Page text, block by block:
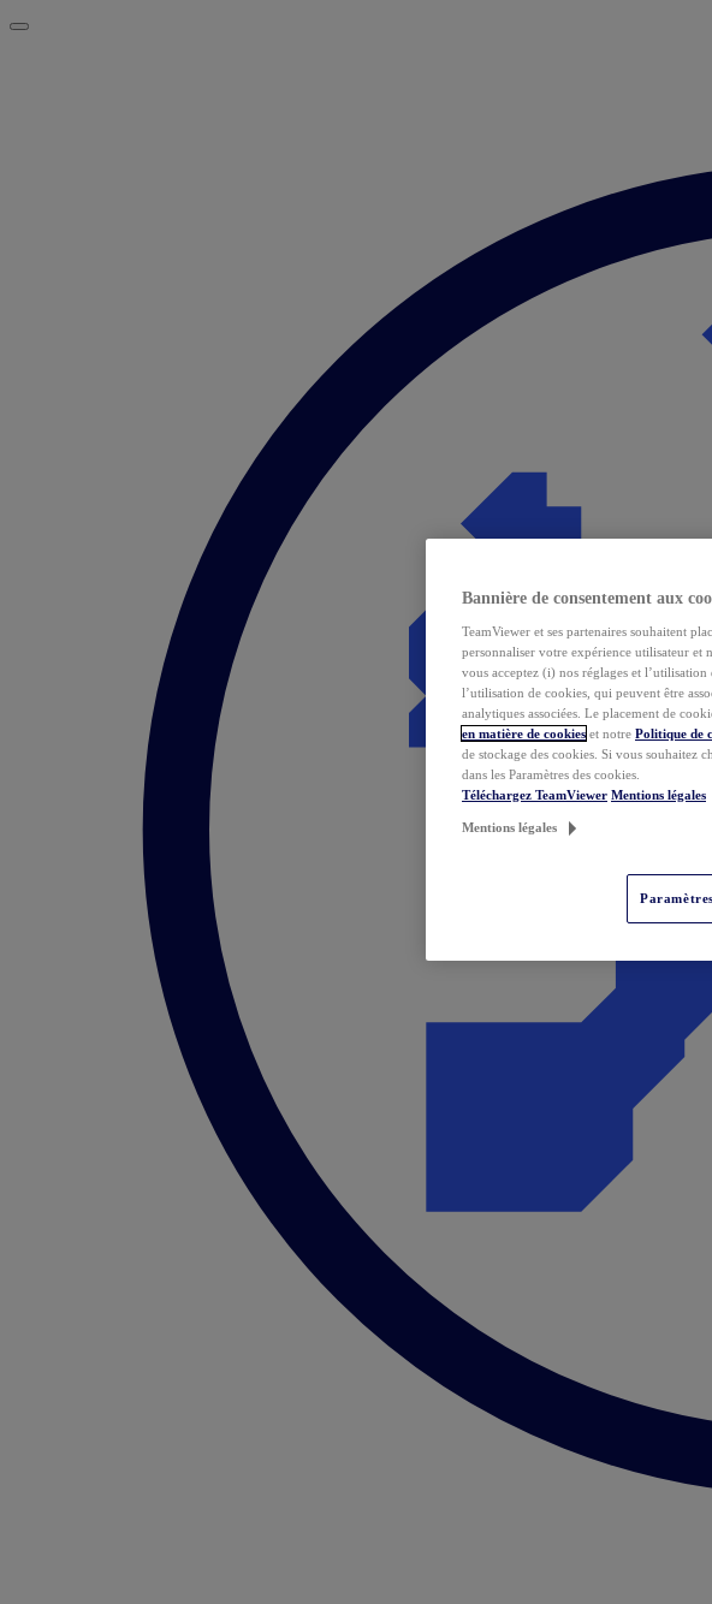
Bannière de consentement aux
TeamViewer et ses partenaires souhaitent
personnaliser votre expérience utilisateur et
vous acceptez (i) nos réglages et
l’utilisation de cookies, qui peuvent être
analytiques associées. Le placement de
en matière de cookies et notre Politique de
de stockage des cookies. Si vous souhaitez
dans les Paramètres des cookies.
Téléchargez TeamViewer Mentions légales
Mentions légales